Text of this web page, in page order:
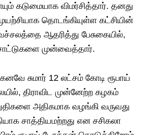
கடுமையாக விமர்சித்தார். தனது
தொடங்கியுள்ள கட்சியின்
ஆதரித்து பேசுகையில்,
முன்வைத்தார்.
சுமார் 12 லட்சம் கோடி ரூபாய்
திராவிட முன்னேற்ற கழகம்
அதிகமாக வழங்கி வருவது
சாத்தியமற்றது என சசிகலா